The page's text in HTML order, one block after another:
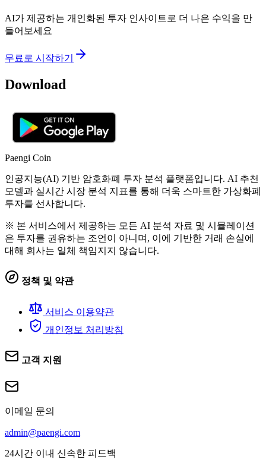
AI가 제공하는 개인화된 투자 인사이트로 더 나은 수익을 만
들어보세요
무료로 시작하기
Download
Paengi Coin
인공지능(AI) 기반 암호화폐 투자 분석 플랫폼입니다. AI 추천
모델과 실시간 시장 분석 지표를 통해 더욱 스마트한 가상화폐
투자를 선사합니다.
※ 본 서비스에서 제공하는 모든 AI 분석 자료 및 시뮬레이션
은 투자를 권유하는 조언이 아니며, 이에 기반한 거래 손실에
대해 회사는 일체 책임지지 않습니다.
정책 및 약관
서비스 이용약관
개인정보 처리방침
고객 지원
이메일 문의
admin@paengi.com
24시간 이내 신속한 피드백